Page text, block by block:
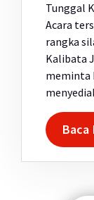
Tunggal
Acara
rangka
Kalibata
meminta